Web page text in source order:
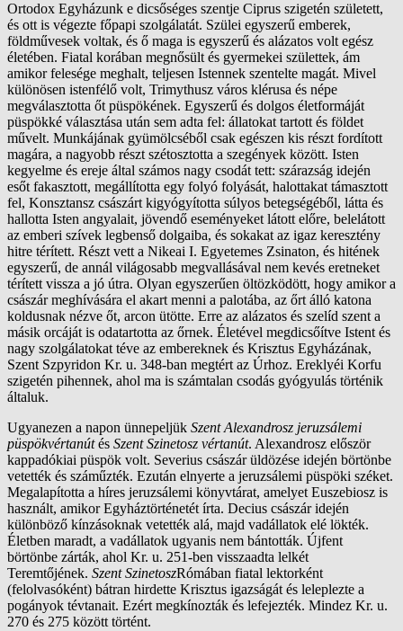
Ortodox Egyházunk e dicsőséges szentje Ciprus szigetén született,
és ott is végezte főpapi szolgálatát. Szülei egyszerű emberek,
földművesek voltak, és ő maga is egyszerű és alázatos volt egész
életében. Fiatal korában megnősült és gyermekei születtek, ám
amikor felesége meghalt, teljesen Istennek szentelte magát. Mivel
különösen istenfélő volt, Trimythusz város klérusa és népe
megválasztotta őt püspökének. Egyszerű és dolgos életformáját
püspökké választása után sem adta fel: állatokat tartott és földet
művelt. Munkájának gyümölcséből csak egészen kis részt fordított
magára, a nagyobb részt szétosztotta a szegények között. Isten
kegyelme és ereje által számos nagy csodát tett: szárazság idején
esőt fakasztott, megállította egy folyó folyását, halottakat támasztott
fel, Konsztansz császárt kigyógyította súlyos betegségéből, látta és
hallotta Isten angyalait, jövendő eseményeket látott előre, belelátott
az emberi szívek legbenső dolgaiba, és sokakat az igaz keresztény
hitre térített. Részt vett a Nikeai I. Egyetemes Zsinaton, és hitének
egyszerű, de annál világosabb megvallásával nem kevés eretneket
térített vissza a jó útra. Olyan egyszerűen öltözködött, hogy amikor a
császár meghívására el akart menni a palotába, az őrt álló katona
koldusnak nézve őt, arcon ütötte. Erre az alázatos és szelíd szent a
másik orcáját is odatartotta az őrnek. Életével megdicsőítve Istent és
nagy szolgálatokat téve az embereknek és Krisztus Egyházának,
Szent Szpyridon Kr. u. 348-ban megtért az Úrhoz. Ereklyéi Korfu
szigetén pihennek, ahol ma is számtalan csodás gyógyulás történik
általuk.
Ugyanezen a napon ünnepeljük Szent Alexandrosz jeruzsálemi
püspökvértanútés Szent Szinetosz vértanút. Alexandrosz először
kappadókiai püspök volt. Severius császár üldözése idején börtönbe
vetették és száműzték. Ezután elnyerte a jeruzsálemi püspöki széket.
Megalapította a híres jeruzsálemi könyvtárat, amelyet Euszebiosz is
használt, amikor Egyháztörténetét írta. Decius császár idején
különböző kínzásoknak vetették alá, majd vadállatok elé lökték.
Életben maradt, a vadállatok ugyanis nem bántották. Újfent
börtönbe zárták, ahol Kr. u. 251-ben visszaadta lelkét
Teremtőjének. Szent SzinetoszRómában fiatal lektorként
(felolvasóként) bátran hirdette Krisztus igazságát és leleplezte a
pogányok tévtanait. Ezért megkínozták és lefejezték. Mindez Kr. u.
270 és 275 között történt.